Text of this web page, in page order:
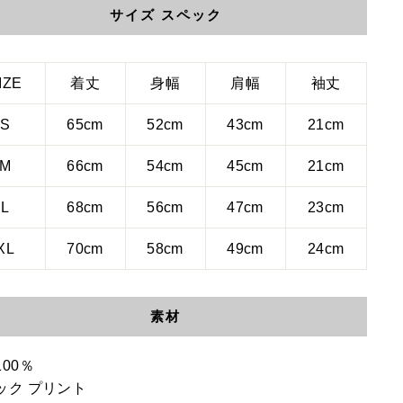
サイズ スペック
着丈 身幅 肩幅 袖丈
S 65cm 52cm 43cm 21cm
M 66cm 54cm 45cm 21cm
L 68cm 56cm 47cm 23cm
70cm 58cm 49cm 24cm
素材
％
ク プリント